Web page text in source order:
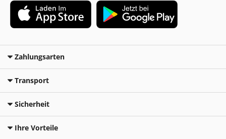
Zahlungsarten
Transport
Sicherheit
Ihre Vorteile